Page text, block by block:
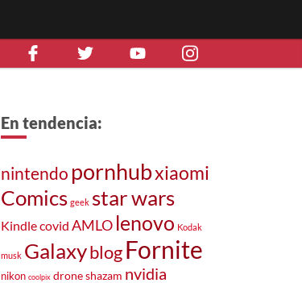
En tendencia:
nintendo pornhubxiaomi
Comics geek star wars
Kindlecovid AMLO lenovo Kodak
musk GalaxyblogFornite
nikon coolpix droneshazam nvidia